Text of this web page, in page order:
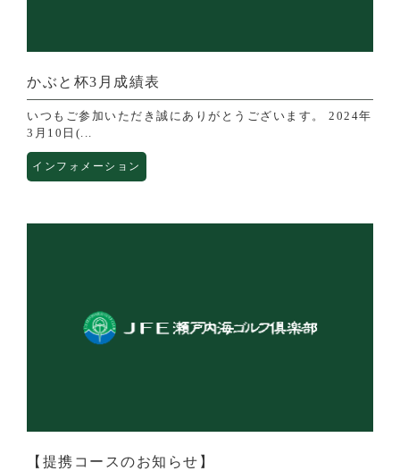
かぶと杯3月成績表
いつもご参加いただき誠にありがとうございます。 2024年
3月10日(...
インフォメーション
【提携コースのお知らせ】